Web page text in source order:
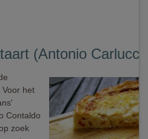
(Antonio
het
Contaldo
zoek